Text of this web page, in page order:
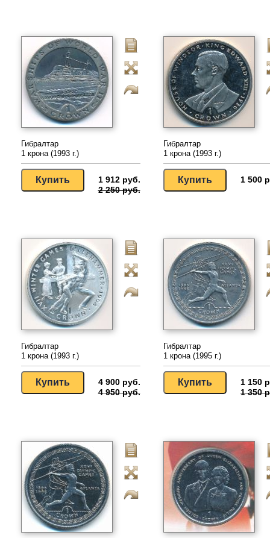
Гибралтар
1 крона (1993 г.)
1 912 руб.
2 250 руб.
Гибралтар
1 крона (1993 г.)
1 500
Гибралтар
1 крона (1993 г.)
4 900 руб.
4 950 руб.
Гибралтар
1 крона (1995 г.)
1 150
1 350